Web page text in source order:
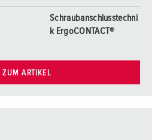
Schraubanschlusstechni
k ErgoCONTACT®
ZUM ARTIKEL